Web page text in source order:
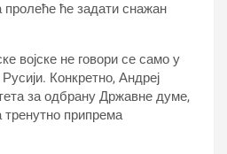
ће задати снажан
војске не говори се само у
Конкретно, Андреј
за одбрану Државне думе,
тренутно припрема